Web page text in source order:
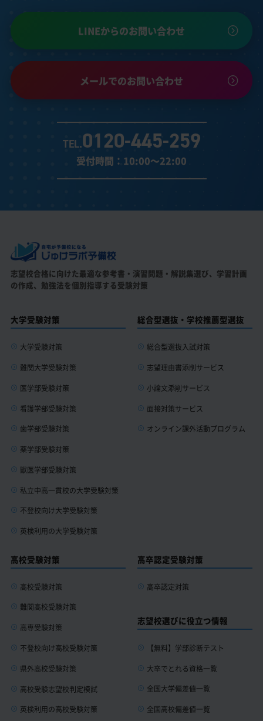
LINEからのお問い合わせ
メールでのお問い合わせ
TEL.0120-445-259
受付時間：10:00～22:00
志望校合格に向けた最適な参考書・演習問題・解説集選び、 学習計画
の作成、勉強法を個別指導する受験対策
大学受験対策
大学受験対策
難関大学受験対策
医学部受験対策
看護学部受験対策
歯学部受験対策
薬学部受験対策
獣医学部受験対策
私立中高一貫校の大学受験対策
不登校向け大学受験対策
英検利用の大学受験対策
総合型選抜・学校推薦型選抜
総合型選抜入試対策
志望理由書添削サービス
小論文添削サービス
面接対策サービス
オンライン課外活動プログラム
高校受験対策
高校受験対策
難関高校受験対策
高専受験対策
不登校向け高校受験対策
県外高校受験対策
高校受験志望校判定模試
英検利用の高校受験対策
高卒認定受験対策
高卒認定対策
志望校選びに役立つ情報
【無料】学部診断テスト
大卒でとれる資格一覧
全国大学偏差値一覧
全国高校偏差値一覧